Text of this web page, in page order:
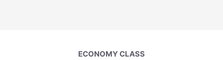
ECONOMY CLASS